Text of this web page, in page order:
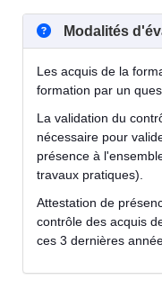
Modalités
Les acquis de la
formation par un
La validation du
nécessaire pour
présence à
travaux pratiques).
Attestation de
contrôle des acquis
ces 3 dernières